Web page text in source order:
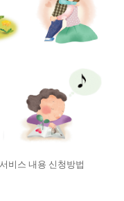
비스 내용 신청방법